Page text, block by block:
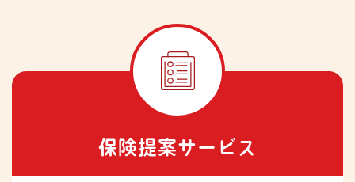
保険提案サービス